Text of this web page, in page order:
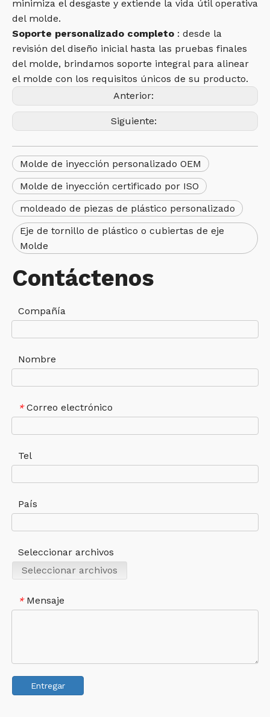
minimiza el desgaste y extiende la vida útil operativa
del molde.
Soporte personalizado completo : desde la
revisión del diseño inicial hasta las pruebas finales
del molde, brindamos soporte integral para alinear
el molde con los requisitos únicos de su producto.
Anterior:
Siguiente:
Molde de inyección personalizado OEM
Molde de inyección certificado por ISO
moldeado de piezas de plástico personalizado
Eje de tornillo de plástico o cubiertas de eje
Molde
Contáctenos
Compañía
Nombre
* Correo electrónico
Tel
País
Seleccionar archivos
Seleccionar archivos
* Mensaje
Entregar